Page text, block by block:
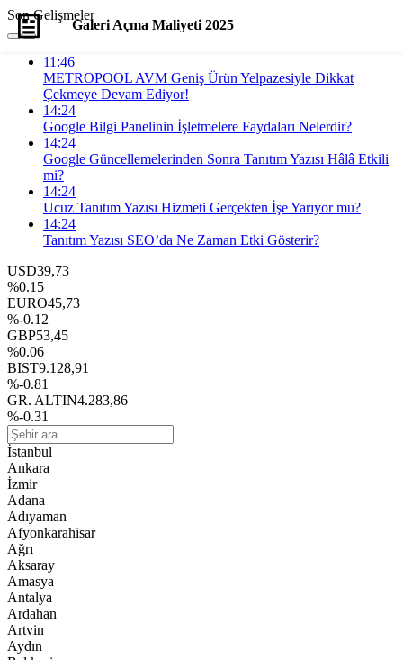
Son Gelişmeler
11:46
METROPOOL AVM Geniş Ürün Yelpazesiyle Dikkat
Çekmeye Devam Ediyor!
14:24
Google Bilgi Panelinin İşletmelere Faydaları Nelerdir?
14:24
Google Güncellemelerinden Sonra Tanıtım Yazısı Hâlâ Etkili
mi?
14:24
Ucuz Tanıtım Yazısı Hizmeti Gerçekten İşe Yarıyor mu?
14:24
Tanıtım Yazısı SEO’da Ne Zaman Etki Gösterir?
USD39,73
%0.15
EURO45,73
%-0.12
GBP53,45
%0.06
BIST9.128,91
%-0.81
GR. ALTIN4.283,86
%-0.31
İstanbul
Ankara
İzmir
Adana
Adıyaman
Afyonkarahisar
Ağrı
Aksaray
Amasya
Antalya
Ardahan
Artvin
Aydın
Galeri Açma Maliyeti 2025
Yorum Yap Paylaş